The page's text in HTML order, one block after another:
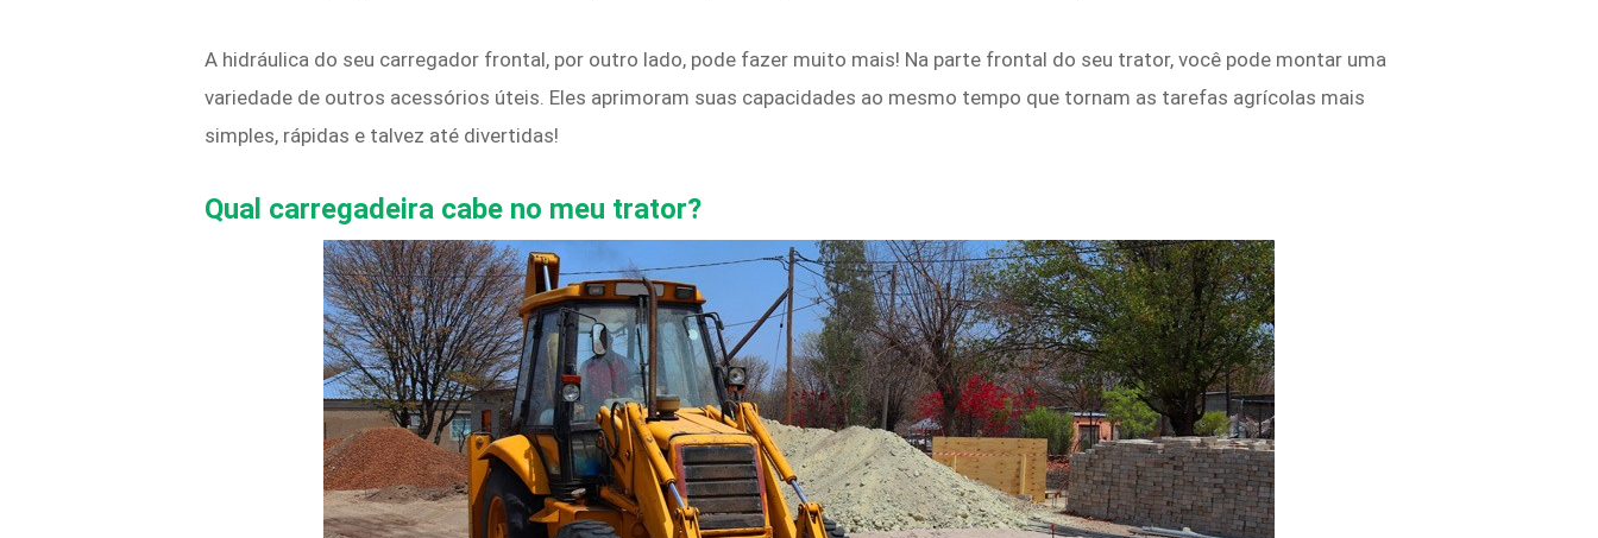
A hidráulica do seu carregador frontal, por outro lado, pode fazer muito mais! Na parte frontal do seu trator, você pode montar uma
variedade de outros acessórios úteis. Eles aprimoram suas capacidades ao mesmo tempo que tornam as tarefas agrícolas mais
simples, rápidas e talvez até divertidas!
Qual carregadeira cabe no meu trator?